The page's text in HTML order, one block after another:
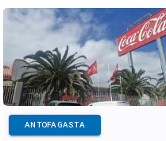
ANTOFAGASTA